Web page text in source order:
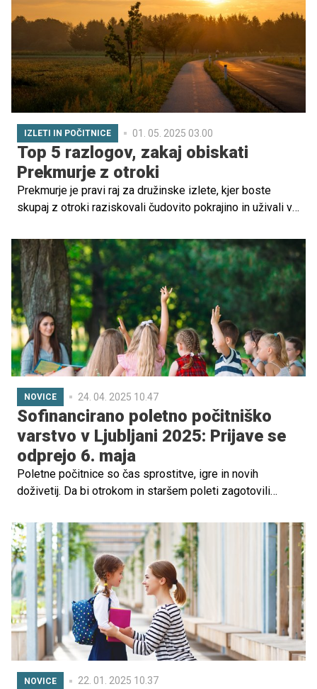
sprostitvi, hkrati pa tudi priložnost za raziskovanje,
razvijanje talentov in osebno rast? Kako uravnotežiti
prosti čas, da otroci ne obležijo v dolgčasu, a hkrati tudi
ne pregorijo v prenatrpanem urniku?
IZLETI IN POČITNICE 01. 05. 2025 03.00
Top 5 razlogov, zakaj obiskati
Prekmurje z otroki
Prekmurje je pravi raj za družinske izlete, kjer boste
skupaj z otroki raziskovali čudovito pokrajino in uživali v
prostranimi polji, visokimi travami in gostoljubnimi
domačini, Prekmurje ponuja številne možnosti za
raziskovanje, zabavo in sprostitev. V tem članku vam
predstavljamo pet razlogov, zakaj bi morali Prekmurje
obiskati z otroki in katere izletniške točke ne smete
spregledati.
NOVICE 24. 04. 2025 10.47
Sofinancirano poletno počitniško
varstvo v Ljubljani 2025: Prijave se
odprejo 6. maja
Poletne počitnice so čas sprostitve, igre in novih
doživetij. Da bi otrokom in staršem poleti zagotovili
tudi letos ponuja sofinancirano poletno počitniško
varstvo za otroke od 1. do 5. razreda osnovne šole.
NOVICE 22. 01. 2025 10.37